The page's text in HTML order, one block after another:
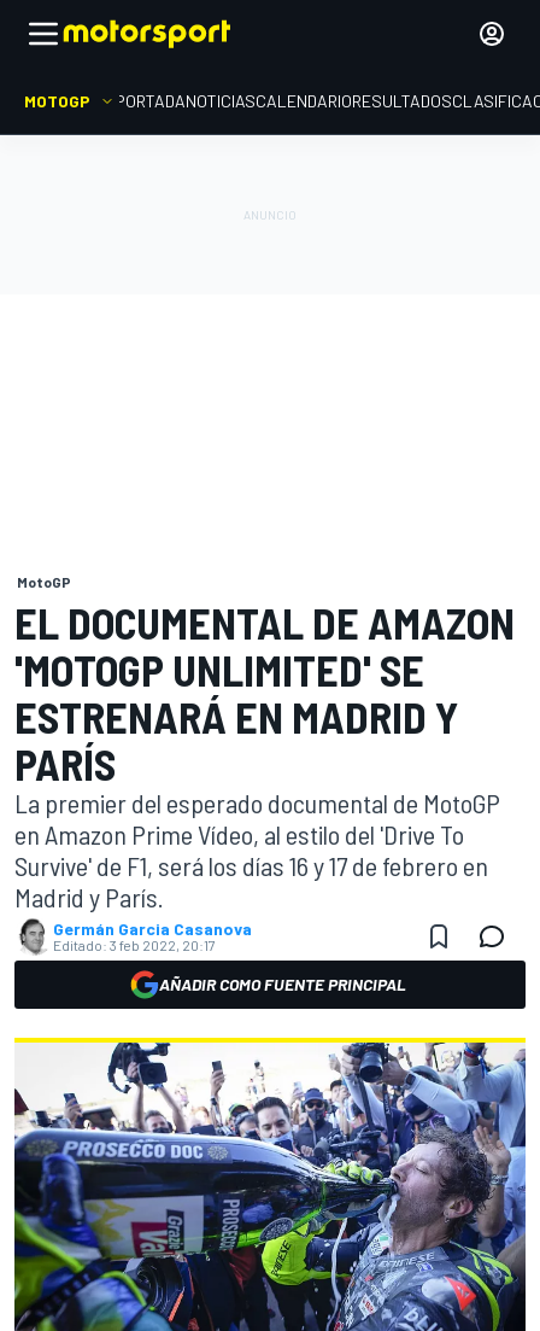
MOTOGP PORTADANOTICIASCALENDARIORESULTADOS
MotoGP
EL DOCUMENTAL DE AMAZON
'MOTOGP UNLIMITED' SE
ESTRENARÁ EN MADRID Y
PARÍS
La premier del esperado documental de MotoGP
en Amazon Prime Vídeo, al estilo del 'Drive To
Survive' de F1, será los días 16 y 17 de febrero en
Madrid y París.
Germán Garcia Casanova
Editado: 3 feb 2022, 20:17
AÑADIR COMO FUENTE PRINCIPAL